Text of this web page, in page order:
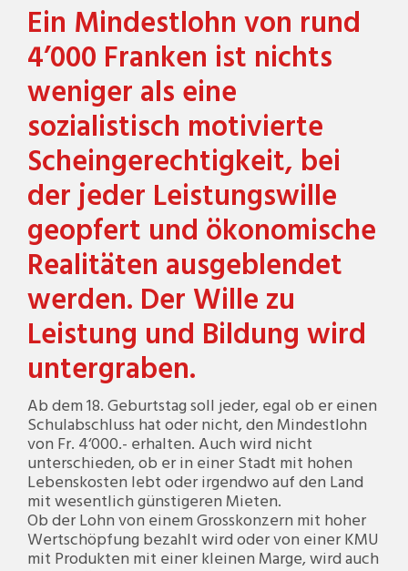
Ein Mindestlohn von rund
4’000 Franken ist nichts
weniger als eine
sozialistisch motivierte
Scheingerechtigkeit, bei
der jeder Leistungswille
geopfert und ökonomische
Realitäten ausgeblendet
werden. Der Wille zu
Leistung und Bildung wird
untergraben.
Ab dem 18. Geburtstag soll jeder, egal ob er einen
Schulabschluss hat oder nicht, den Mindestlohn
von Fr. 4‘000.- erhalten. Auch wird nicht
unterschieden, ob er in einer Stadt mit hohen
Lebenskosten lebt oder irgendwo auf den Land
mit wesentlich günstigeren Mieten.
Ob der Lohn von einem Grosskonzern mit hoher
Wertschöpfung bezahlt wird oder von einer KMU
mit Produkten mit einer kleinen Marge, wird auch